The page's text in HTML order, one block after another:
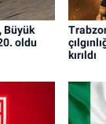
Büyük
oldu
kırıldı